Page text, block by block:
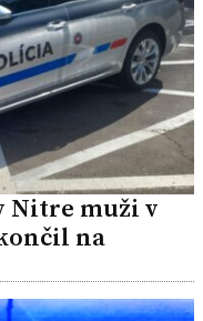
Nitre muži v
na